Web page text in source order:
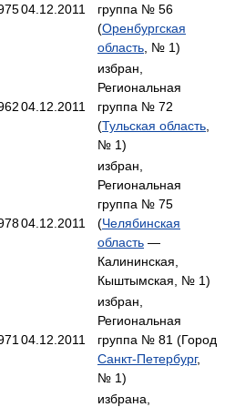
04.12.2011
группа № 56
(Оренбургская
область , № 1)
04.12.2011
избран,
Региональная
группа № 72
(Тульская область
№ 1)
04.12.2011
избран,
Региональная
группа № 75
(Челябинская
область —
Калининская,
Кыштымская, № 1)
04.12.2011
избран,
Региональная
группа № 81 (Город
Санкт-Петербург,
№ 1)
избрана,